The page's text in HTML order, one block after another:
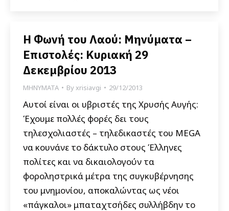
Η Φωνή του Λαού: Μηνύματα –
Επιστολές: Κυριακή 29
Δεκεμβρίου 2013
ΜΗΝΥΜΑΤΑ Byxrisiavgi 29/12/2013
Αυτοί είναι οι υβριστές της Χρυσής Αυγής:
Έχουμε πολλές φορές δει τους
τηλεσχολιαστές – τηλεδικαστές του MEGA
να κουνάνε το δάκτυλο στους Έλληνες
πολίτες και να δικαιολογούν τα
φοροληστρικά μέτρα της συγκυβέρνησης
του μνημονίου, αποκαλώντας ως νέοι
«πάγκαλοι» μπαταχτσήδες συλλήβδην το